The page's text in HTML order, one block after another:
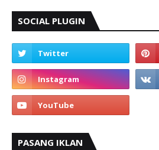
SOCIAL PLUGIN
PASANG IKLAN